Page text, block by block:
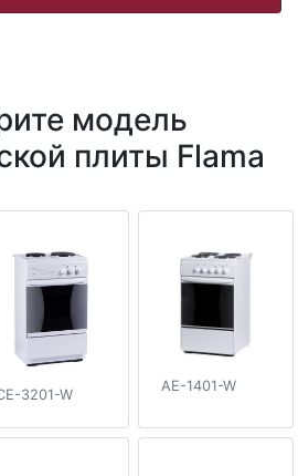
модель
плиты Flama
3201-W
AE-1401-W